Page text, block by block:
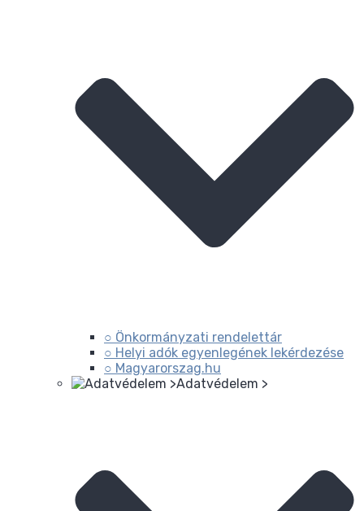
○ Önkormányzati rendelettár
○ Helyi adók egyenlegének lekérdezése
○ Magyarorszag.hu
Adatvédelem >